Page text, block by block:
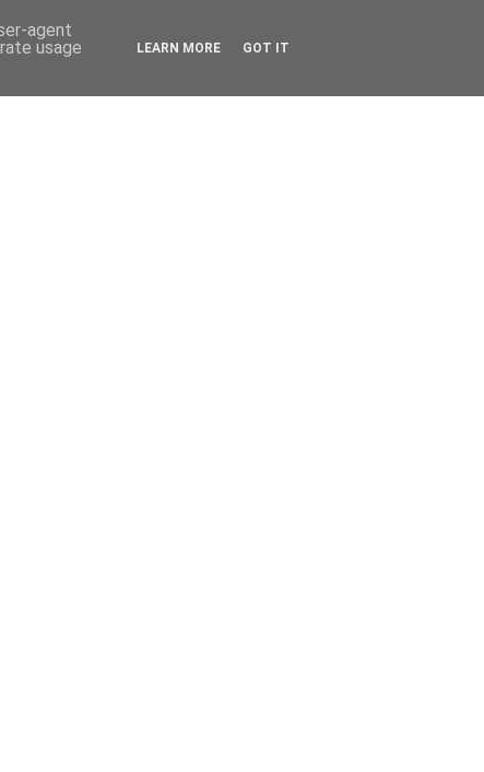
agent
usage
LEARN MORE GOT IT